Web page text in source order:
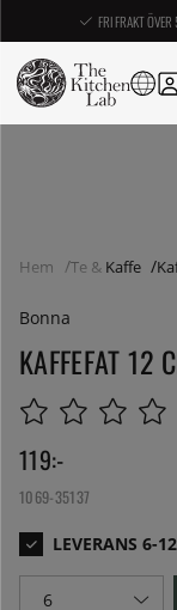
FRI FRAKT
Hem Te & Kaffe
Bonna
KAFFEFAT 12
119:-
1069-35137